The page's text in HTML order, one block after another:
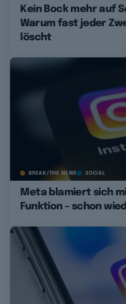
Kein Bock mehr auf
Warum fast jeder
löscht
BREAK/THE NEWS SOCIAL
Meta blamiert sich
Funktion – schon